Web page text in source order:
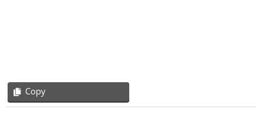
Copy